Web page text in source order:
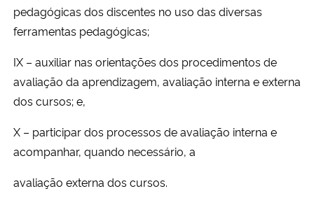
pedagógicas dos discentes no uso das diversas
ferramentas pedagógicas;
IX – auxiliar nas orientações dos procedimentos de
avaliação da aprendizagem, avaliação interna e externa
dos cursos; e,
X – participar dos processos de avaliação interna e
acompanhar, quando necessário, a
avaliação externa dos cursos.